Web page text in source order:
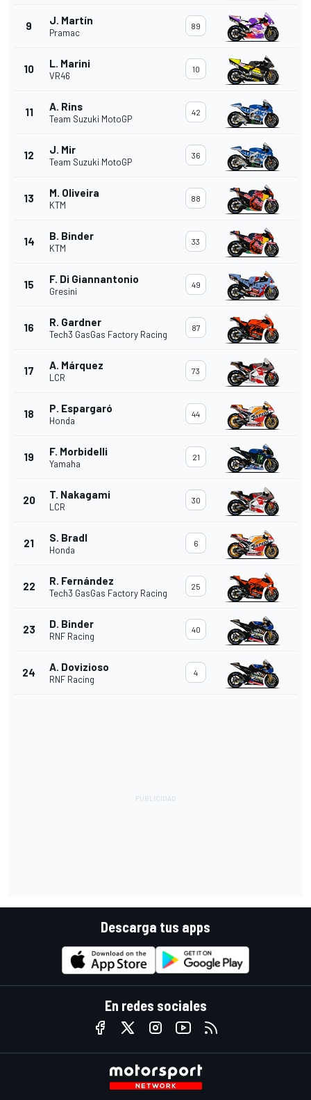
9 J. Martín
Pramac
89
10 L. Marini
VR46
10
11 A. Rins
Team Suzuki MotoGP
42
12 J. Mir
Team Suzuki MotoGP
36
13 M. Oliveira
KTM
88
14 B. Binder
KTM
33
15 F. Di Giannantonio
Gresini
49
16 R. Gardner
Tech3 GasGas Factory Racing
87
17 A. Márquez
LCR
73
18 P. Espargaró
Honda
44
19 F. Morbidelli
Yamaha
21
20 T. Nakagami
LCR
30
21 S. Bradl
Honda
6
22 R. Fernández
Tech3 GasGas Factory Racing
25
23 D. Binder
RNF Racing
40
24 A. Dovizioso
RNF Racing
4
Descarga tus apps
En redes sociales